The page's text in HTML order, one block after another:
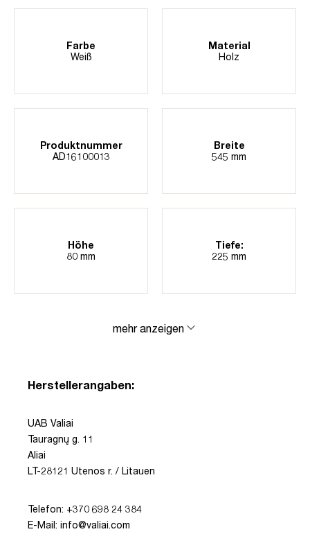
Farbe
Weiß
Material
Holz
Produktnummer
AD16100013
Breite
545 mm
Höhe
80 mm
Tiefe:
225 mm
mehr anzeigen
Herstellerangaben:
UAB Valiai
Tauragnų g. 11
Aliai
LT-28121 Utenos r. / Litauen
Telefon: +370 698 24 384
E-Mail: info@valiai.com